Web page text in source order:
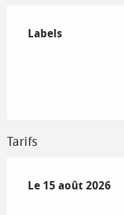
Labels
Labels
Tarifs
Le 15 août 2026
Le 15 août 2026